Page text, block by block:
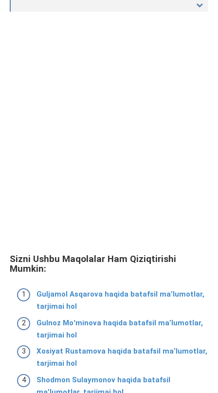
Sizni Ushbu Maqolalar Ham Qiziqtirishi
Mumkin:
Guljamol Asqarova haqida batafsil ma’lumotlar,
tarjimai hol
Gulnoz Moʻminova haqida batafsil ma’lumotlar,
tarjimai hol
Xosiyat Rustamova haqida batafsil ma’lumotlar,
tarjimai hol
Shodmon Sulaymonov haqida batafsil